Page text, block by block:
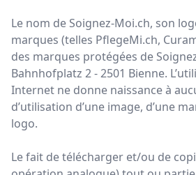
Le nom de Soignez-Moi.ch, son
marques (telles PflegeMi.ch,
des marques protégées de
Bahnhofplatz 2 - 2501 Bienne.
Internet ne donne naissance à
d’utilisation d’une image, d’une
logo.
Le fait de télécharger et/ou de